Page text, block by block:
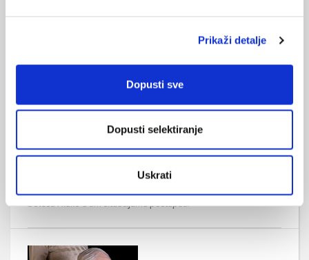
Prikaži detalje
Dopusti sve
Dopusti selektiranje
Uskrati
Osobni plan liječenja astme – put k boljoj
kontroli bolesti
bolesnika, smanjuje nastanak egzacerbacija, broj posjeta hitnim
službama te hospitalizacija, smanjujući time i morbiditet
uzrokovan astmom. Ključan su dio pisane upute bolesniku o
tome kako na vrijeme i učinkovito prepoznati pogoršanje
bolesti i kako u tim situacijama postupati.